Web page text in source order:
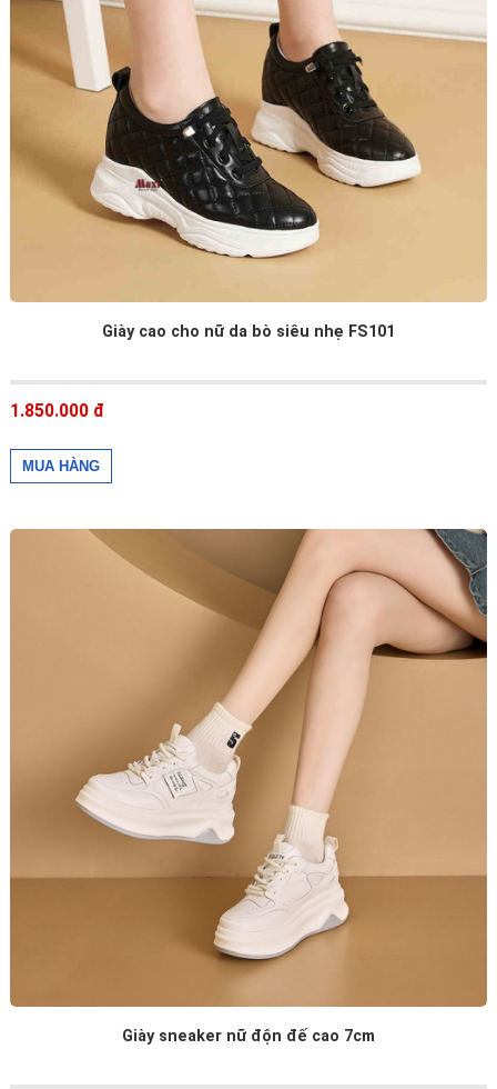
Giày cao cho nữ da bò siêu nhẹ FS101
1.850.000 đ
Giày sneaker nữ độn đế cao 7cm